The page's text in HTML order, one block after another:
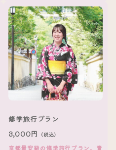
修学旅行プラン
3,000円 （税込）
京都最安級の修学旅行プラン。青